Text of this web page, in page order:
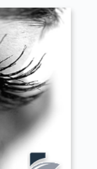
91470
91880
91650
91150
91150
91680
91590